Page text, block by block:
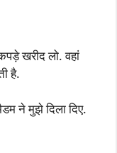
खरीद लो. वहां
है.
ने मुझे दिला दिए.